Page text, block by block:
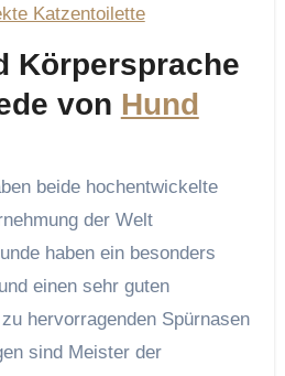
Katzentoilette
Körpersprache
von Hund
beide hochentwickelte
der Welt
haben ein besonders
einen sehr guten
hervorragenden Spürnasen
sind Meister der